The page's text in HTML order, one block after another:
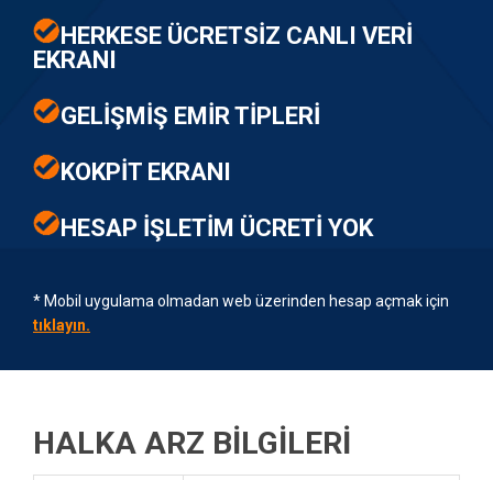
HERKESE ÜCRETSİZ CANLI VERİ
EKRANI
GELİŞMİŞ EMİR TİPLERİ
KOKPİT EKRANI
HESAP İŞLETİM ÜCRETİ YOK
* Mobil uygulama olmadan web üzerinden hesap açmak için
tıklayın.
HALKA ARZ BILGILERI